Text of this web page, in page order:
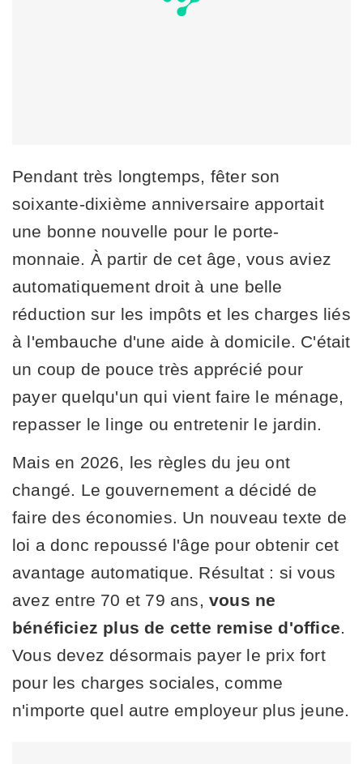
Pendant très longtemps, fêter son
soixante-dixième anniversaire apportait
une bonne nouvelle pour le porte-
monnaie. À partir de cet âge, vous aviez
automatiquement droit à une belle
réduction sur les impôts et les charges liés
à l'embauche d'une aide à domicile. C'était
un coup de pouce très apprécié pour
payer quelqu'un qui vient faire le ménage,
repasser le linge ou entretenir le jardin.
Mais en 2026, les règles du jeu ont
changé. Le gouvernement a décidé de
faire des économies. Un nouveau texte de
loi a donc repoussé l'âge pour obtenir cet
avantage automatique. Résultat : si vous
avez entre 70 et 79 ans, vous ne
bénéficiez plus de cette remise d'office.
Vous devez désormais payer le prix fort
pour les charges sociales, comme
n'importe quel autre employeur plus jeune.